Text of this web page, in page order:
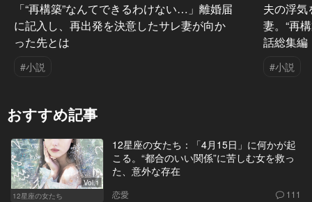
「“再構築”なんてできるわけない…」離婚届
に記入し、再出発を決意したサレ妻が向か
った先とは
#小説
夫の浮
妻。“再
話総集編
#小説
おすすめ記事
Vol.1
12星座の女たち
12星座の女たち：「4月15日」に何かが起
こる。“都合のいい関係”に苦しむ女を救っ
た、意外な存在
恋愛 111